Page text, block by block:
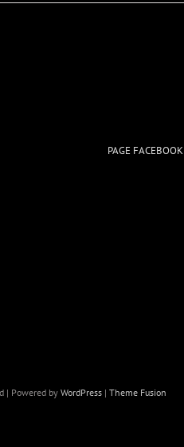
PAGE FACEBOOK
| Powered by WordPress| Theme Fusion